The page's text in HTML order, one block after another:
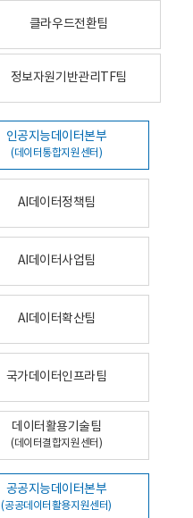
클라우드전환팀
정보자원기반관리TF팀
인공지능데이터본부
(데이터통합지원센터)
AI데이터정책팀
AI데이터사업팀
AI데이터확산팀
국가데이터인프라팀
데이터활용기술팀
(데이터결합지원센터)
공공지능데이터본부
(공공데이터활용지원센터)